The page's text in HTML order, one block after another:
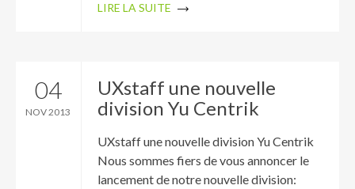
LIRE LA SUITE
04
NOV 2013
UXstaff une nouvelle
division Yu Centrik
UXstaff une nouvelle division Yu Centrik
Nous sommes fiers de vous annoncer le
lancement de notre nouvelle division: